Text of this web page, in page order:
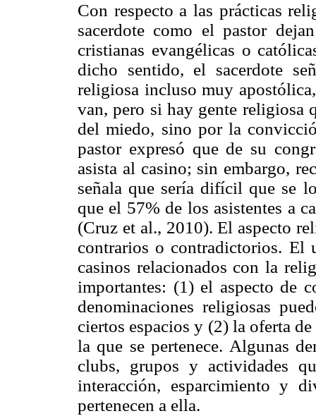
Con respecto a las prácticas
sacerdote como el pastor
cristianas evangélicas o
dicho sentido, el sacerdote
religiosa incluso muy
van, pero si hay gente religiosa
del miedo, sino por la
pastor expresó que de su
asista al casino; sin embargo,
señala que sería difícil que se
que el 57% de los asistentes a
(Cruz et al., 2010). El aspecto
contrarios o contradictorios. El
casinos relacionados con la
importantes: (1) el aspecto de
denominaciones religiosas
ciertos espacios y (2) la oferta
la que se pertenece. Algunas
clubs, grupos y actividades
interacción, esparcimiento y
pertenecen a ella.